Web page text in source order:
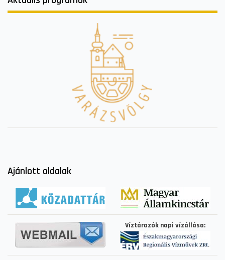
Ajánlott oldalak
Víztározók napi vízállása: